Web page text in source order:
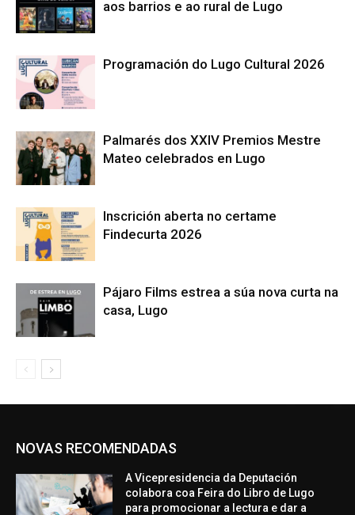
aos barrios e ao rural de Lugo
Programación do Lugo Cultural 2026
Palmarés dos XXIV Premios Mestre
Mateo celebrados en Lugo
Inscrición aberta no certame
Findecurta 2026
Pájaro Films estrea a súa nova curta na
casa, Lugo
NOVAS RECOMENDADAS
A Vicepresidencia da Deputación
colabora coa Feira do Libro de Lugo
para promocionar a lectura e dar a